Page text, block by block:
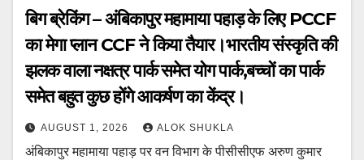
बिग ब्रेकिंग – अंबिकापुर महामाया पहाड़ के लिए PCCF
का मेगा प्लान CCF ने किया तैयार।भारतीय संस्कृति की
झलक वाला नक्षत्र पार्क समेत योग पार्क,बच्चों का पार्क
समेत बहुत कुछ होंगे आकर्षण का केंद्र।
AUGUST 1, 2026 ALOK SHUKLA
अंबिकापुर महामाया पहाड़ पर वन विभाग के पीसीसीएफ अरुण कुमार